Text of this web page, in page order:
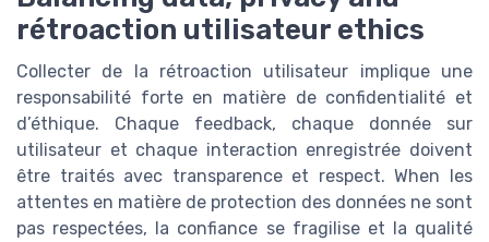
rétroaction utilisateur ethics
Collecter de la rétroaction utilisateur implique une
responsabilité forte en matière de confidentialité et
d’éthique. Chaque feedback, chaque donnée sur
utilisateur et chaque interaction enregistrée doivent
être traités avec transparence et respect. When les
attentes en matière de protection des données ne sont
pas respectées, la confiance se fragilise et la qualité